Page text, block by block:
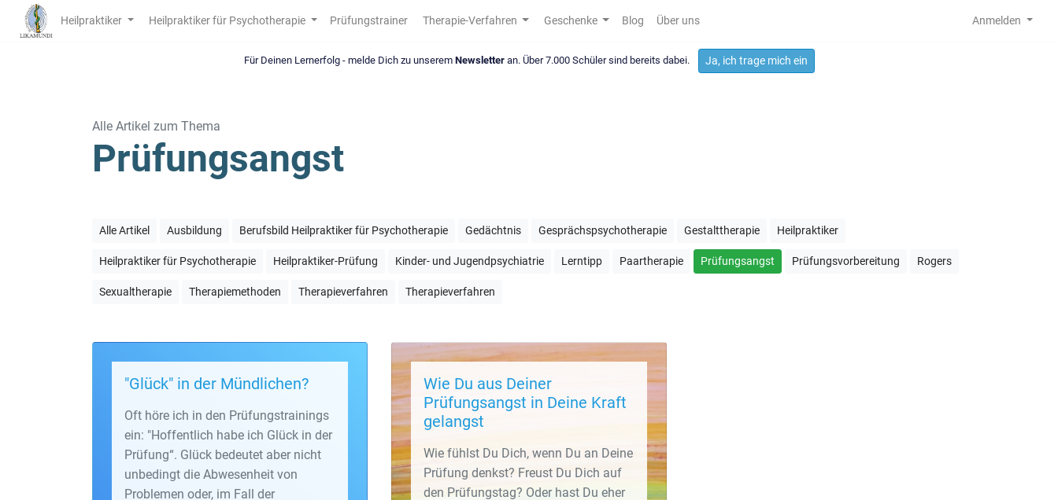
Heilpraktiker Heilpraktiker für Psychotherapie Prüfungstrainer Therapie-Verfahren Geschenke Blog Über uns Anmelden
Für Deinen Lernerfolg - melde Dich zu unserem Newsletteran. Über 7.000 Schüler sind bereits dabei. Ja, ich trage mich ein
Alle Artikel zum Thema
Prüfungsangst
Alle Artikel Ausbildung Berufsbild Heilpraktiker für Psychotherapie Gedächtnis Gesprächspsychotherapie Gestalttherapie Heilpraktiker
Heilpraktiker für Psychotherapie Heilpraktiker-Prüfung Kinder- und Jugendpsychiatrie Lerntipp Paartherapie Prüfungsangst Prüfungsvorbereitung Rogers
Sexualtherapie Therapiemethoden Therapieverfahren Therapieverfahren
"Glück" in der Mündlichen?
Oft höre ich in den Prüfungstrainings
ein: "Hoffentlich habe ich Glück in der
Prüfung“. Glück bedeutet aber nicht
unbedingt die Abwesenheit von
Problemen oder, im Fall der
Wie Du aus Deiner
Prüfungsangst in Deine Kraft
gelangst
Wie fühlst Du Dich, wenn Du an Deine
Prüfung denkst? Freust Du Dich auf
den Prüfungstag? Oder hast Du eher